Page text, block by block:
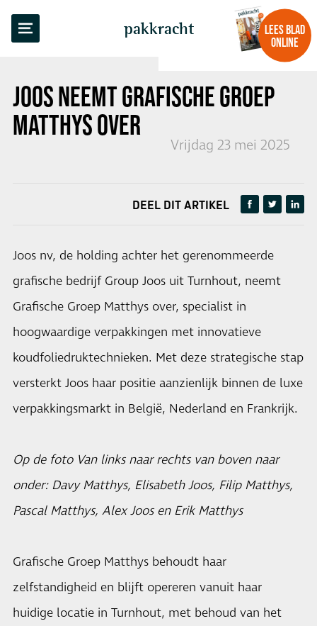
pakkracht
LEES BLAD
ONLINE
JOOS NEEMT GRAFISCHE GROEP
MATTHYS OVER
Vrijdag 23 mei 2025
TERUG NAAR OVERZICHT
DEEL DIT ARTIKEL
Joos nv, de holding achter het gerenommeerde
grafische bedrijf Group Joos uit Turnhout, neemt
Grafische Groep Matthys over, specialist in
hoogwaardige verpakkingen met innovatieve
koudfoliedruktechnieken. Met deze strategische stap
versterkt Joos haar positie aanzienlijk binnen de luxe
verpakkingsmarkt in België, Nederland en Frankrijk.
Op de foto Van links naar rechts van boven naar
onder: Davy Matthys, Elisabeth Joos, Filip Matthys,
Pascal Matthys, Alex Joos en Erik Matthys
Grafische Groep Matthys behoudt haar
zelfstandigheid en blijft opereren vanuit haar
huidige locatie in Turnhout, met behoud van het